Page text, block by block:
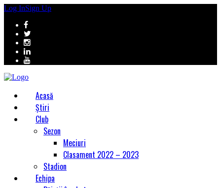
Log InSign Up
Acasă
Știri
Club
Sezon
Meciuri
Clasament 2022 – 2023
Stadion
Echipa